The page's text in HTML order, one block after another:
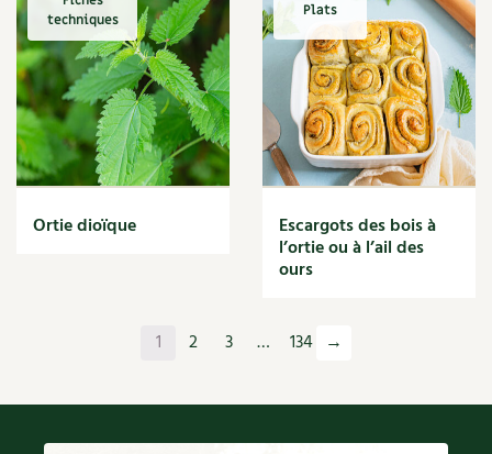
Numérique
Nutriments
Observation
Œuf
Oignon
Oiseaux
Olivier
Optimiser l'espace
Paille
Panais
techniques
Ortie dioïque
Plats
Escargots des bois à
l’ortie ou à l’ail des
ours
1 2 3 … 134 →